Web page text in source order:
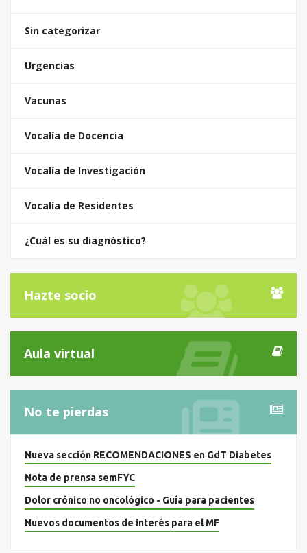
Sin categorizar
Urgencias
Vacunas
Vocalía de Docencia
Vocalía de Investigación
Vocalía de Residentes
¿Cuál es su diagnóstico?
Hazte socio
Aula virtual
No te pierdas
Nueva sección RECOMENDACIONES en GdT Diabetes
Nota de prensa semFYC
Dolor crónico no oncológico - Guía para pacientes
Nuevos documentos de interés para el MF